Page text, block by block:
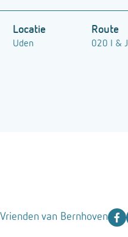
Locatie
Uden
Route
020 I & J
Vrienden van Bernhoven